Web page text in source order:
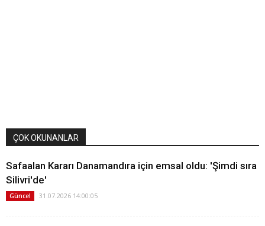
ÇOK OKUNANLAR
Safaalan Kararı Danamandıra için emsal oldu: 'Şimdi sıra
Silivri'de'
Güncel 31.07.2026 14:00:05